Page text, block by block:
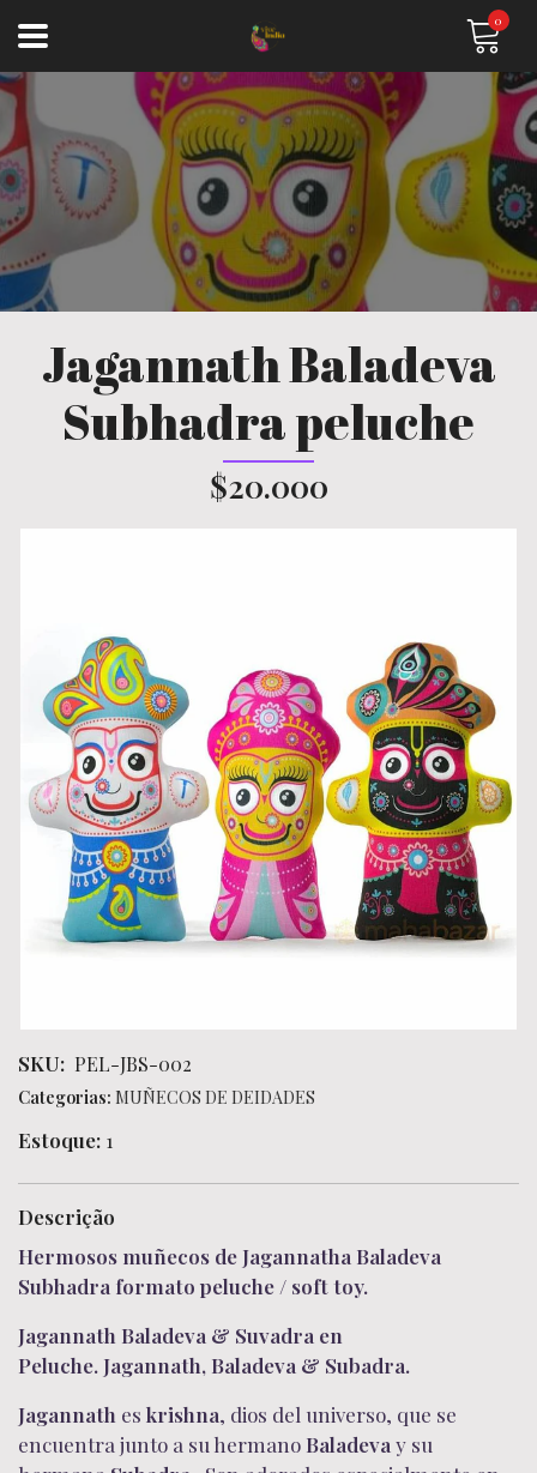
0
Jagannath Baladeva
Subhadra peluche
$20.000
SKU: PEL-JBS-002
Categorias: MUÑECOS DE DEIDADES
Estoque: 1
Descrição
Hermosos muñecos de Jagannatha Baladeva
Subhadra formato peluche / soft toy.
Jagannath Baladeva & Suvadra en
Peluche. Jagannath, Baladeva & Subadra.
Jagannath es krishna, dios del universo, que se
encuentra junto a su hermano Baladeva y su